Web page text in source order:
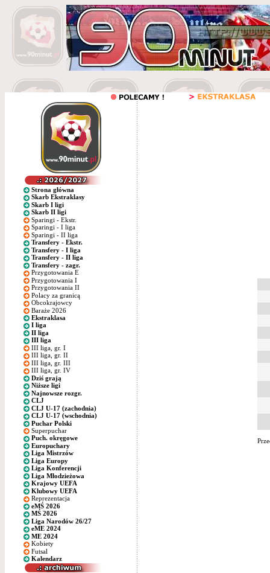
Strona główna
Skarb Ekstraklasy
Skarb I ligi
Skarb II ligi
Sparingi - Ekstr.
Sparingi - I liga
Sparingi - II liga
Transfery - Ekstr.
Transfery - I liga
Transfery - II liga
Transfery - zagr.
Przygotowania E
Przygotowania I
Przygotowania II
Polacy za granicą
Obcokrajowcy
Baraże 2026
Ekstraklasa
I liga
II liga
III liga
III liga, gr. I
III liga, gr. II
III liga, gr. III
III liga, gr. IV
Dziś grają
Niższe ligi
Najnowsze rozgr.
CLJ
CLJ U-17 (zachodnia)
CLJ U-17 (wschodnia)
Puchar Polski
Superpuchar
Puch. okręgowe
Europuchary
Liga Mistrzów
Liga Europy
Liga Konferencji
Liga Młodzieżowa
Krajowy UEFA
Klubowy UEFA
Reprezentacja
eMŚ 2026
MŚ 2026
Liga Narodów 26/27
eME 2024
ME 2024
Kobiety
Futsal
Kalendarz